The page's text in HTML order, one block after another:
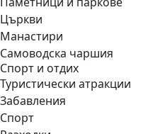
Църкви
Манастири
Самоводска чаршия
Спорт и отдих
Туристически атракции
Забавления
Спорт